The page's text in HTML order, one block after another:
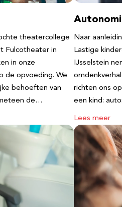
theatercollege
Fulcotheater in
in onze
de opvoeding. We
behoeften van
de…
Naar
Lastige
IJsselstein
richten ons
een kind:
Lees meer